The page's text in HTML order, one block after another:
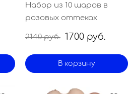
Набор из 10 шаров в
розовых оттеках
2140 руб. 1700 руб.
В корзину